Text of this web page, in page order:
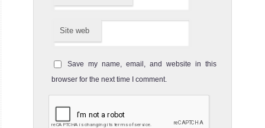
Site web
Save my name, email, and website in this
browser for the next time I comment.